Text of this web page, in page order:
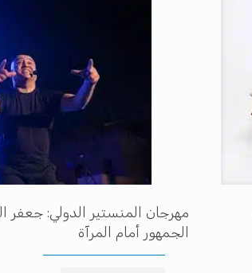
مهرجان المنستير الدولي: جعفر
الجمهور أمام المرآة